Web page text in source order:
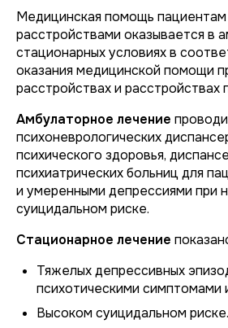
Медицинская помощь
расстройствами оказывается в
стационарных условиях в
оказания медицинской помощи
расстройствах и расстройствах
Амбулаторное лечение
психоневрологических
психического здоровья,
психиатрических больниц для
и умеренными депрессиями при
суицидальном риске.
Стационарное лечение
Тяжелых депрессивных
психотическими симптомами
Высоком суицидальном риске.